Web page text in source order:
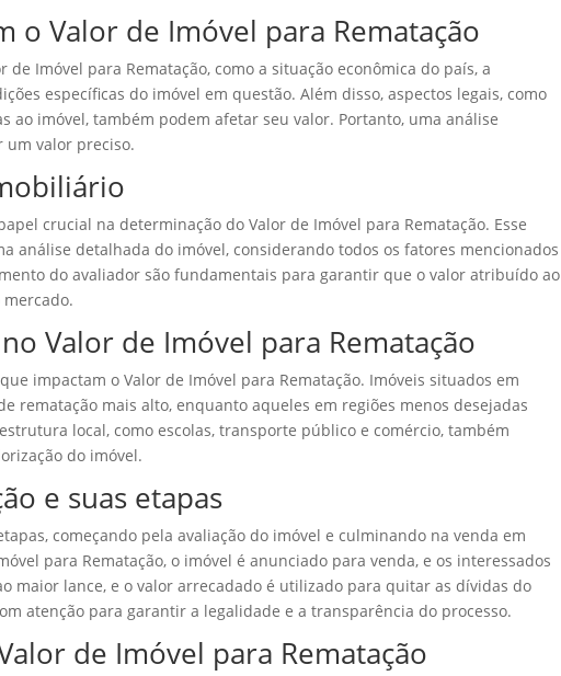
o Valor de Imóvel para Rematação
Imóvel para Rematação, como a situação econômica do país, a
específicas do imóvel em questão. Além disso, aspectos legais, como
ao imóvel, também podem afetar seu valor. Portanto, uma análise
um valor preciso.
crucial na determinação do Valor de Imóvel para Rematação. Esse
análise detalhada do imóvel, considerando todos os fatores mencionados
do avaliador são fundamentais para garantir que o valor atribuído ao
Valor de Imóvel para Rematação
impactam o Valor de Imóvel para Rematação. Imóveis situados em
rematação mais alto, enquanto aqueles em regiões menos desejadas
local, como escolas, transporte público e comércio, também
do imóvel.
e suas etapas
começando pela avaliação do imóvel e culminando na venda em
para Rematação, o imóvel é anunciado para venda, e os interessados
maior lance, e o valor arrecadado é utilizado para quitar as dívidas do
atenção para garantir a legalidade e a transparência do processo.
de Imóvel para Rematação